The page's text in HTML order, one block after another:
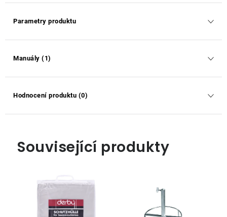
Parametry produktu
Manuály (1)
Hodnocení produktu (0)
Související produkty